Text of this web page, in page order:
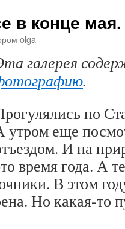
в конце
olga
галерея
.
по
утром еще
И на
время года. А
В этом
Но какая-то